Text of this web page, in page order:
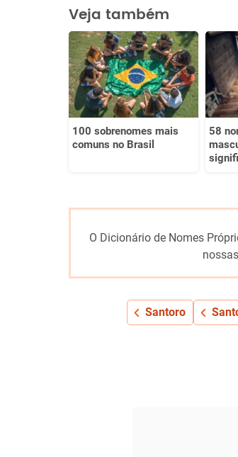
Este conteúdo contém
Este conteúdo não tem a
Outro
Veja também
100 sobrenomes mais
comuns no Brasil
58
O Dicionário de Nomes
Santoro